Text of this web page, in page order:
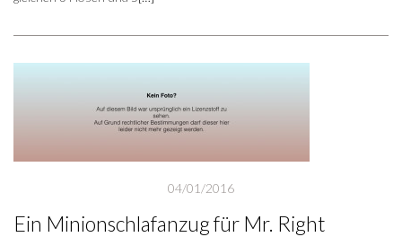
04/01/2016
Ein Minionschlafanzug für Mr. Right